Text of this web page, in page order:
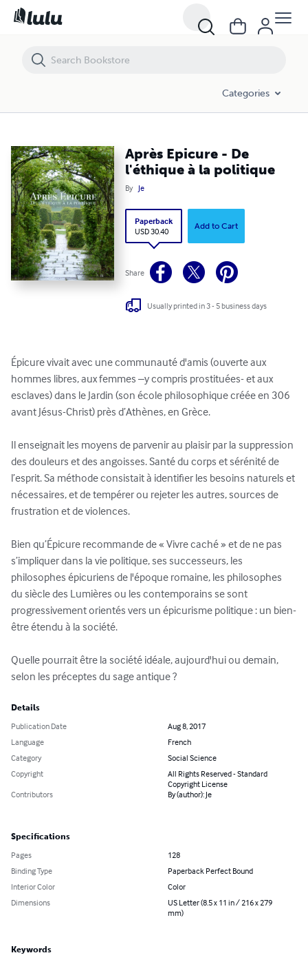
Categories
Après Epicure - De
l'éthique à la politique
By Je
Paperback
USD 30.40
Add to Cart
Share
Usually printed in 3 - 5 business days
Épicure vivait avec une communauté d'amis (ouverte aux
hommes libres, aux femmes –y compris prostituées- et aux
esclaves) dans le Jardin (son école philosophique créée en 306
avant Jésus-Christ) près d’Athènes, en Grèce.
Il enseignait les moyens de parvenir au plaisir par la suppression
des douleurs et des angoisses. Santé du corps et sérénité de
l’esprit. Sa méthode consistait à identifier les besoins naturels et
nécessaires, et de tempérer ou rejeter les autres, sources de
frustration et de violences.
Bien qu’Épicure recommande de « Vivre caché » et de ne pas
s’impliquer dans la vie politique, ses successeurs, les
philosophes épicuriens de l'époque romaine, les philosophes
du siècle des Lumières ou les contemporains se sont
progressivement orientés vers un épicurisme politique : un bien-
être étendu à la société.
Quelle pourrait être la société idéale, aujourd'hui ou demain,
selon les préceptes du sage antique ?
Details
Publication Date
Aug 8, 2017
Language
French
Category
Social Science
Copyright
All Rights Reserved - Standard
Copyright License
Contributors
By (author): Je
Specifications
Pages
128
Binding Type
Paperback Perfect Bound
Interior Color
Color
Dimensions
US Letter (8.5 x 11 in / 216 x 279
mm)
Keywords
Après Epicure - De l'éthique à la politique